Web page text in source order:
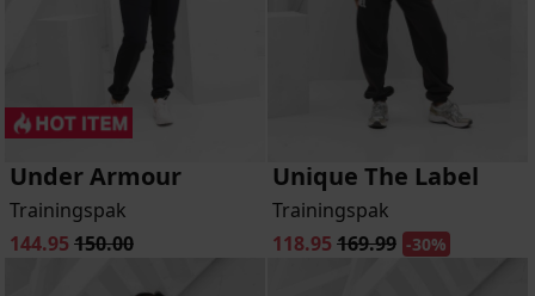
Under Armour
Trainingspak
144.95 150.00
Unique The Label
Trainingspak
118.95 169.99 -30%